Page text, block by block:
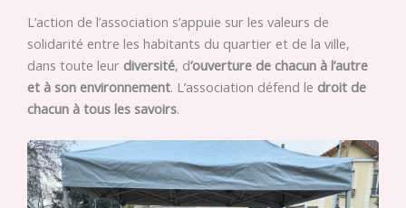
L’action de l’association s’appuie sur les valeurs de
solidarité entre les habitants du quartier et de la ville,
dans toute leur diversité, d’ouverture de chacun à l’autre
et à son environnement. L’association défend le droit de
chacun à tous les savoirs.